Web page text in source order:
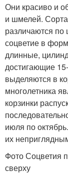
Они красиво и
и шмелей.
различаются по
соцветие в
длинные,
достигающие
выделяются в
многолетника
корзинки
июля по
их
Фото Соцветия
сверху